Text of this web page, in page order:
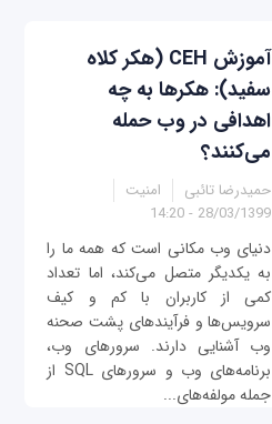
آموزش CEH (هکر کلاه
سفید): هکرها به چه
اهدافی در وب حمله
می‌کنند؟
حمیدرضا تائبی
امنیت
28/03/1399 - 14:20
دنیای وب مکانی است که همه ما را
به یکدیگر متصل می‌کند، اما تعداد
کمی از کاربران با کم و کیف
سرویس‌ها و فرآیندهای پشت صحنه
وب آشنایی دارند. سرورهای وب،
برنامه‌های وب و سرورهای SQL از
جمله مولفه‌های...